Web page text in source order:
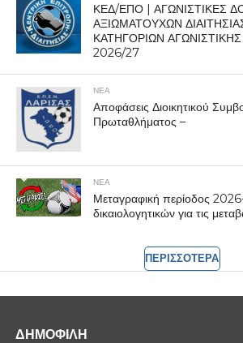
ΚΕΔ/ΕΠΟ | ΑΓΩΝΙΣΤΙΚΕΣ
ΑΞΙΩΜΑΤΟΥΧΩΝ
ΚΑΤΗΓΟΡΙΩΝ
2026/27
ΝΕΑ
Αποφάσεις Διοικητικού
Πρωταθλήματος –
ΝΕΑ
Μεταγραφική περίοδος
δικαιολογητικών για τις
ΠΕΡΙΣΣΟΤΕΡΑ
ΔΗΜΟΦΙΛΗ